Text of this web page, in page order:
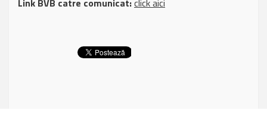
Link BVB catre comunicat:click aici